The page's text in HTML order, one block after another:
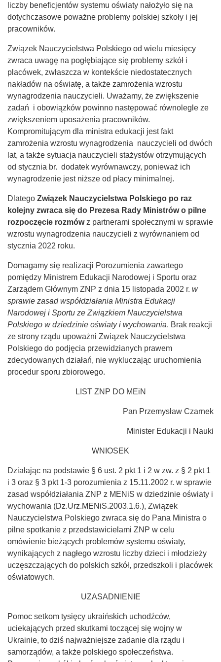
liczby beneficjentów systemu oświaty nałożyło się na
dotychczasowe poważne problemy polskiej szkoły i jej
pracowników.
Związek Nauczycielstwa Polskiego od wielu miesięcy
zwraca uwagę na pogłębiające się problemy szkół i
placówek, zwłaszcza w kontekście niedostatecznych
nakładów na oświatę, a także zamrożenia wzrostu
wynagrodzenia nauczycieli. Uważamy, że zwiększenie
zadań i obowiązków powinno następować równolegle ze
zwiększeniem uposażenia pracowników.
Kompromitującym dla ministra edukacji jest fakt
zamrożenia wzrostu wynagrodzenia nauczycieli od dwóch
lat, a także sytuacja nauczycieli stażystów otrzymujących
od stycznia br. dodatek wyrównawczy, ponieważ ich
wynagrodzenie jest niższe od płacy minimalnej.
Dlatego Związek Nauczycielstwa Polskiego po raz
kolejny zwraca się do Prezesa Rady Ministrów o pilne
rozpoczęcie rozmówz partnerami społecznymi w sprawie
wzrostu wynagrodzenia nauczycieli z wyrównaniem od
stycznia 2022 roku.
Domagamy się realizacji Porozumienia zawartego
pomiędzy Ministrem Edukacji Narodowej i Sportu oraz
Zarządem Głównym ZNP z dnia 15 listopada 2002 r. w
sprawie zasad współdziałania Ministra Edukacji
Narodowej i Sportu ze Związkiem Nauczycielstwa
Polskiego w dziedzinie oświaty i wychowania. Brak reakcji
ze strony rządu upoważni Związek Nauczycielstwa
Polskiego do podjęcia przewidzianych prawem
zdecydowanych działań, nie wykluczając uruchomienia
procedur sporu zbiorowego.
LIST ZNP DO MEiN
Pan Przemysław Czarnek
Minister Edukacji i Nauki
WNIOSEK
Działając na podstawie § 6 ust. 2 pkt 1 i 2 w zw. z § 2 pkt 1
i 3 oraz § 3 pkt 1-3 porozumienia z 15.11.2002 r. w sprawie
zasad współdziałania ZNP z MENiS w dziedzinie oświaty i
wychowania (Dz.Urz.MENiS.2003.1.6.), Związek
Nauczycielstwa Polskiego zwraca się do Pana Ministra o
pilne spotkanie z przedstawicielami ZNP w celu
omówienie bieżących problemów systemu oświaty,
wynikających z nagłego wzrostu liczby dzieci i młodzieży
uczęszczających do polskich szkół, przedszkoli i placówek
oświatowych.
UZASADNIENIE
Pomoc setkom tysięcy ukraińskich uchodźców,
uciekających przed skutkami toczącej się wojny w
Ukrainie, to dziś najważniejsze zadanie dla rządu i
samorządów, a także polskiego społeczeństwa.